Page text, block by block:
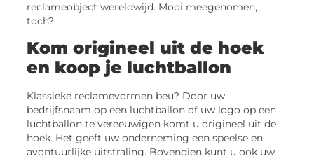
reclameobject wereldwijd. Mooi meegenomen,
toch?
Kom origineel uit de hoek
en koop je luchtballon
Klassieke reclamevormen beu? Door uw
bedrijfsnaam op een luchtballon of uw logo op een
luchtballon te vereeuwigen komt u origineel uit de
hoek. Het geeft uw onderneming een speelse en
avontuurlijke uitstraling. Bovendien kunt u ook uw